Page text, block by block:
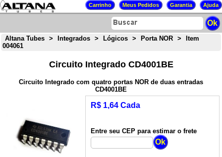
Altana Tubes > Integrados > Lógicos > Porta NOR >
Item
004061
Circuito Integrado CD4001BE
Circuito Integrado com quatro portas NOR de duas entradas
CD4001BE
R$ 1,64 Cada
Entre seu CEP para estimar o frete